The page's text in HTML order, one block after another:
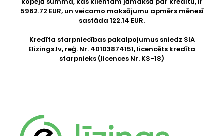
kopējā summa, kas klientam jāmaksā par kredītu, ir
5962.72 EUR, un veicamo maksājumu apmērs mēnesī
sastāda 122.14 EUR.
Kredīta starpniecības pakalpojumus sniedz SIA
Elizings.lv, reģ. Nr. 40103874151, licencēts kredīta
starpnieks (licences Nr. KS-18)